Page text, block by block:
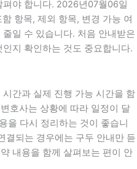
야 합니다. 2026년07월06일
항목, 제외 항목, 변경 가능 여
일 수 있습니다. 처음 안내받은
지 확인하는 것도 중요합니다.
간과 실제 진행 가능 시간을 함
호사는 상황에 따라 일정이 달
을 다시 정리하는 것이 좋습니
결되는 경우에는 구두 안내만 듣
내용을 함께 살펴보는 편이 안